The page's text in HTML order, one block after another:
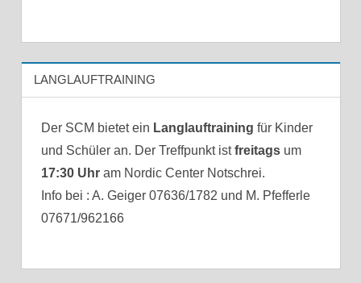
LANGLAUFTRAINING
Der SCM bietet ein Langlauftraining für Kinder
und Schüler an. Der Treffpunkt istfreitagsum
17:30 Uhram Nordic Center Notschrei.
Info bei : A. Geiger 07636/1782 und M. Pfefferle
07671/962166